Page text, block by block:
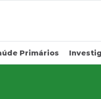
Primários